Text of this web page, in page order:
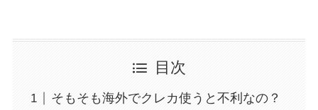
目次
そもそも海外でクレカ使うと不利なの？